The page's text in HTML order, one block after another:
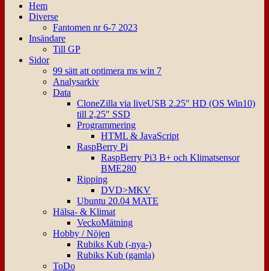
Hem
Diverse
Fantomen nr 6-7 2023
Insändare
Till GP
Sidor
99 sätt att optimera ms win 7
Analysarkiv
Data
CloneZilla via liveUSB 2.25″ HD (OS Win10)
till 2,25″ SSD
Programmering
HTML & JavaScript
RaspBerry Pi
RaspBerry Pi3 B+ och Klimatsensor
BME280
Ripping
DVD>MKV
Ubuntu 20.04 MATE
Hälsa- & Klimat
VeckoMätning
Hobby / Nöjen
Rubiks Kub (-nya-)
Rubiks Kub (gamla)
ToDo